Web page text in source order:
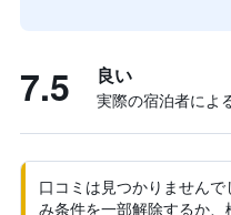
7.5 良い
実際の宿泊者によ
口コミは見つかりません
み条件を一部解除するか